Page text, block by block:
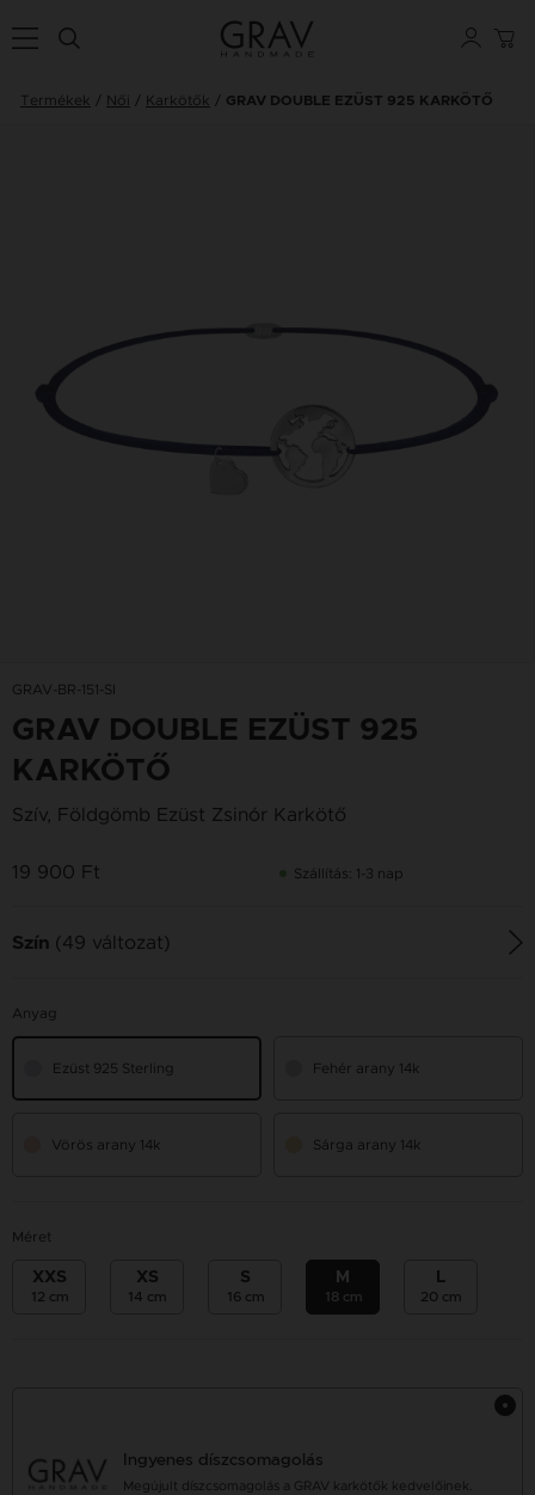
Termékek Női Karkötők GRAV DOUBLE EZÜST 925 KARKÖTŐ
GRAV-BR-151-SI
GRAV DOUBLE EZÜST 925
KARKÖTŐ
Szív, Földgömb Ezüst Zsinór Karkötő
19 900 Ft Szállítás: 1-3 nap
Szín (49 változat)
Anyag
Ezüst 925 Sterling Fehér arany 14k
Vörös arany 14k Sárga arany 14k
Méret
XXS
12 cm
XS
14 cm
S
16 cm
M
18 cm
L
20 cm
Ingyenes díszcsomagolás
Megújult díszcsomagolás a GRAV karkötők kedvelőinek.